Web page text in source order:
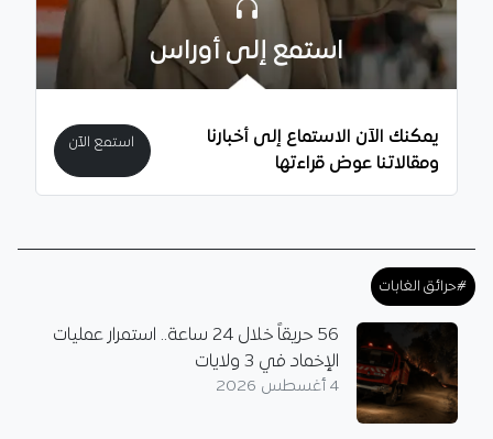
استمع إلى أوراس
يمكنك الآن الاستماع إلى أخبارنا
ومقالاتنا عوض قراءتها
استمع الآن
#حرائق الغابات
56 حريقاً خلال 24 ساعة.. استمرار عمليات
الإخماد في 3 ولايات
4 أغسطس 2026